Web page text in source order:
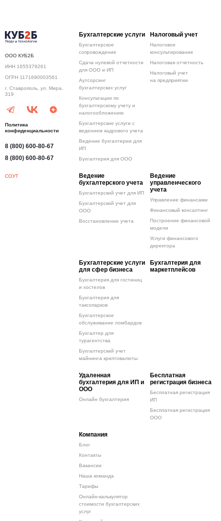
ООО КУБ2Б
ИНН 1655379261
ОГРН 1171690003561
г. Ставрополь, ул. Мира,
319
Политика
конфиденциальности
8 (800) 600-80-67
8 (800) 600-80-67
СОУТ
Бухгалтерские услуги
Бухгалтерское
сопровождение
Сдача нулевой отчетности
для ООО и ИП
Аутсорсинг
бухгалтерских услуг
Консультации по
бухгалтерскому учету и
налогообложению
Бухгалтерские услуги с
ведением кадрового учета
Ведение бухгалтерии для
ИП
Бухгалтерия для ООО
Налоговый учет
Налоговое
консультирование
Налоговая отчетность
Налоговый учет
на предприятии
Ведение
бухгалтерского учета
Бухгалтерский учет для ИП
Бухгалтерский учет для
ООО
Восстановление учета
Ведение
управленческого
учета
Управление финансами
Финансовый консалтинг
Построение финансовой
модели
Услуги финансового
директора
Бухгалтерские услуги
для сфер бизнеса
Бухгалтерия для гостиниц
и хостелов
Бухгалтерия для
таксопарков
Бухгалтерское
обслуживание ломбардов
Бухгалтер для
турагентства
Бухгалтерский учет
майнинга криптовалюты
Бухгалтерия для
маркетплейсов
Удаленная
бухгалтерия для ИП и
ООО
Онлайн бухгалтерия
Бесплатная
регистрация бизнеса
Бесплатная регистрация
ИП
Бесплатная регистрация
ООО
Компания
Блог
Контакты
Вакансии
Наша команда
Тарифы
Онлайн-калькулятор
стоимости бухгалтерских
услуг